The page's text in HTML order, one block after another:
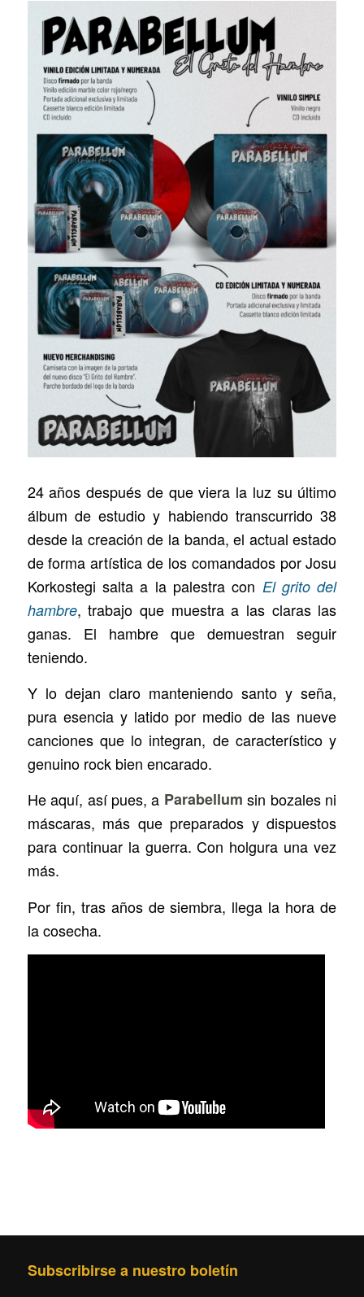
24 años después de que viera la luz su último
álbum de estudio y habiendo transcurrido 38
desde la creación de la banda, el actual estado
de forma artística de los comandados por Josu
Korkostegi salta a la palestra con El grito del
hambre, trabajo que muestra a las claras las
ganas. El hambre que demuestran seguir
teniendo.
Y lo dejan claro manteniendo santo y seña,
pura esencia y latido por medio de las nueve
canciones que lo integran, de característico y
genuino rock bien encarado.
He aquí, así pues, a Parabellum sin bozales ni
máscaras, más que preparados y dispuestos
para continuar la guerra. Con holgura una vez
más.
Por fin, tras años de siembra, llega la hora de
la cosecha.
Subscribirse a nuestro boletín